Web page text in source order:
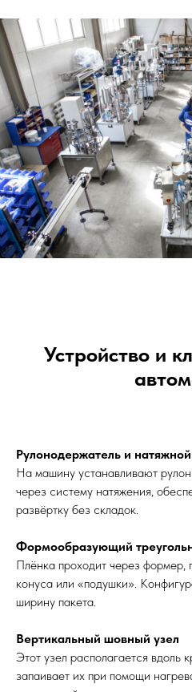
Устройство и
Рулонодержатель и
На машину устанавливают
через систему натяжения,
развёртку без складок.
Формообразующий
Плёнка проходит через формер,
конуса или «подушки».
ширину пакета.
Вертикальный шовный узел
Этот узел располагается вдоль
запаивает их при помощи